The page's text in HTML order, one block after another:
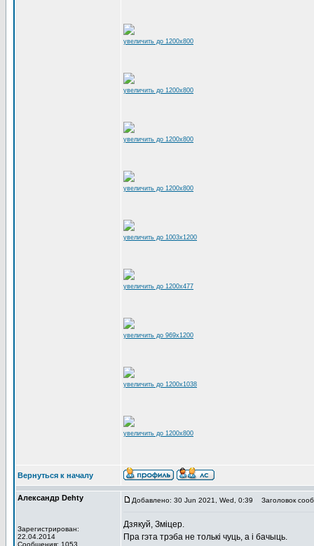
увеличить до 1200x800
увеличить до 1200x800
увеличить до 1200x800
увеличить до 1200x800
увеличить до 1003x1200
увеличить до 1200x477
увеличить до 969x1200
увеличить до 1200x1038
увеличить до 1200x800
Вернуться к началу
Александр Dehty
Зарегистрирован:
22.04.2014
Сообщения: 1053
Добавлено: 30 Jun 2021, Wed, 0:39 Заголовок
Дзякуй, Зміцер.
Пра гэта трэба не толькі чуць, а і бачыць.